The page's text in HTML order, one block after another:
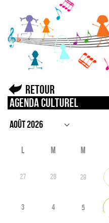
Retour
Agenda culturel
L M M
27 28 29
3 4 5